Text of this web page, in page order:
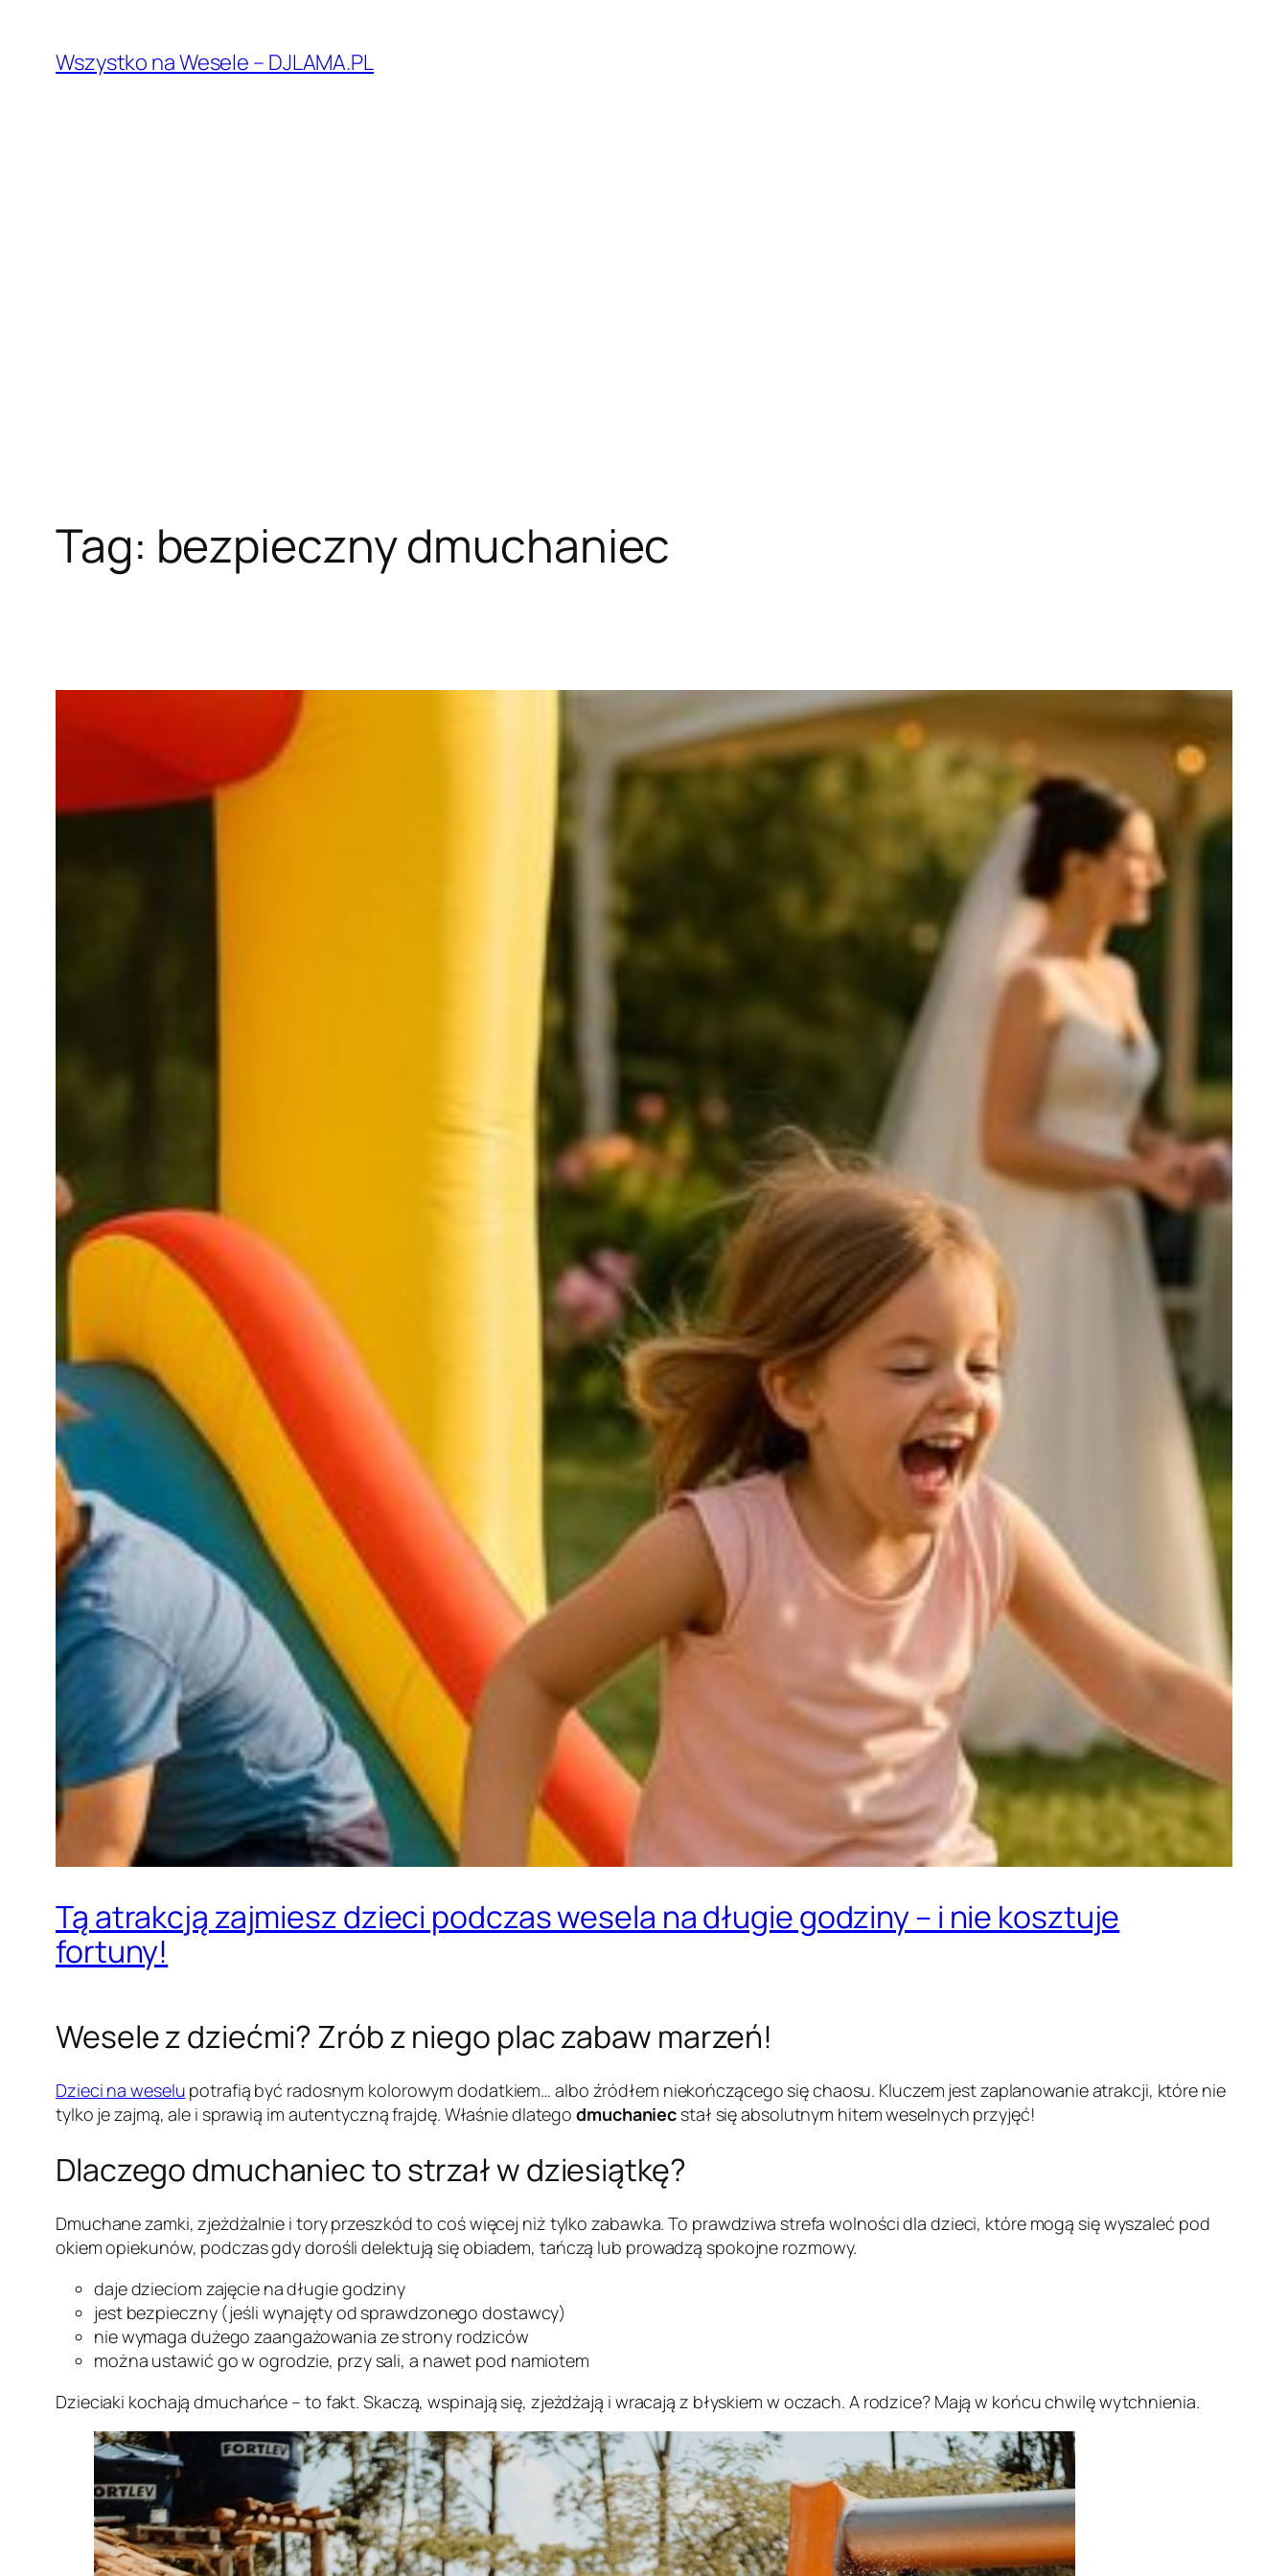
treści
Wszystko na Wesele – DJLAMA.PL
Tag: bezpieczny dmuchaniec
Tą atrakcją zajmiesz dzieci podczas wesela na długie godziny – i nie kosztuje
fortuny!
Wesele z dziećmi? Zrób z niego plac zabaw marzeń!
Dzieci na weselu potrafią być radosnym kolorowym dodatkiem… albo źródłem niekończącego się chaosu. Kluczem jest zaplanowanie atrakcji, które nie
tylko je zajmą, ale i sprawią im autentyczną frajdę. Właśnie dlategodmuchaniec stał się absolutnym hitem weselnych przyjęć!
Dlaczego dmuchaniec to strzał w dziesiątkę?
Dmuchane zamki, zjeżdżalnie i tory przeszkód to coś więcej niż tylko zabawka. To prawdziwa strefa wolności dla dzieci, które mogą się wyszaleć pod
okiem opiekunów, podczas gdy dorośli delektują się obiadem, tańczą lub prowadzą spokojne rozmowy.
daje dzieciom zajęcie na długie godziny
jest bezpieczny (jeśli wynajęty od sprawdzonego dostawcy)
nie wymaga dużego zaangażowania ze strony rodziców
można ustawić go w ogrodzie, przy sali, a nawet pod namiotem
Dzieciaki kochają dmuchańce – to fakt. Skaczą, wspinają się, zjeżdżają i wracają z błyskiem w oczach. A rodzice? Mają w końcu chwilę wytchnienia.